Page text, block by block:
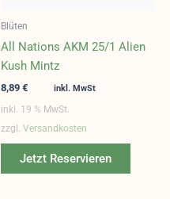
Blüten
All Nations AKM 25/1 Alien
Kush Mintz
8,89 € inkl. MwSt
inkl. 19 % MwSt.
zzgl. Versandkosten
Jetzt Reservieren